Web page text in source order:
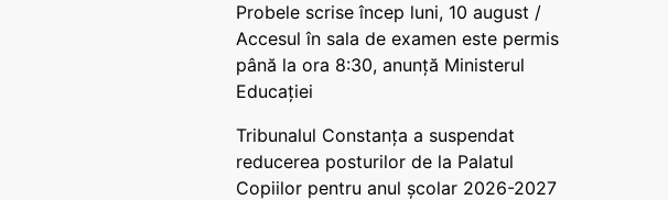
Probele scrise încep luni, 10 august /
Accesul în sala de examen este permis
până la ora 8:30, anunță Ministerul
Educației
Tribunalul Constanța a suspendat
reducerea posturilor de la Palatul
Copiilor pentru anul școlar 2026-2027